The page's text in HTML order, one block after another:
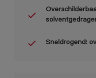
Sneldrogend: